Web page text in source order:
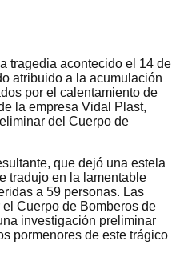
tragedia acontecido el 14 de
atribuido a la acumulación
por el calentamiento de
la empresa Vidal Plast,
del Cuerpo de
que dejó una estela
tradujo en la lamentable
a 59 personas. Las
Cuerpo de Bomberos de
investigación preliminar
pormenores de este trágico